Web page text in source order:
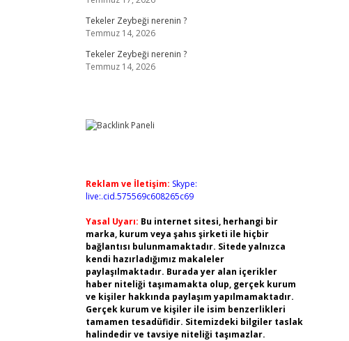
Tekeler Zeybeği nerenin ?
Temmuz 14, 2026
Tekeler Zeybeği nerenin ?
Temmuz 14, 2026
Reklam ve İletişim: Skype:
live:.cid.575569c608265c69
Yasal Uyarı: Bu internet sitesi, herhangi bir
marka, kurum veya şahıs şirketi ile hiçbir
bağlantısı bulunmamaktadır. Sitede yalnızca
kendi hazırladığımız makaleler
paylaşılmaktadır. Burada yer alan içerikler
haber niteliği taşımamakta olup, gerçek kurum
ve kişiler hakkında paylaşım yapılmamaktadır.
Gerçek kurum ve kişiler ile isim benzerlikleri
tamamen tesadüfidir. Sitemizdeki bilgiler taslak
halindedir ve tavsiye niteliği taşımazlar.